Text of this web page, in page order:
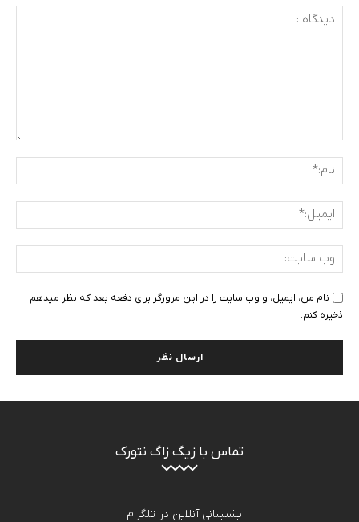
نام من، ایمیل، و وب سایت را در این مرورگر برای دفعه بعد که نظر میدهم
ذخیره کنم.
تماس با زیگ زاگ نتورک
پشتیبانی آنلاین در تلگرام